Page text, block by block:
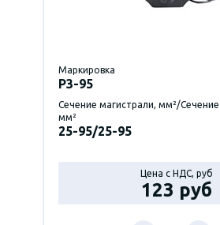
Маркировка
P3-95
Сечение магистрали, мм²/
мм²
25-95/25-95
Цена с НДС, руб
123 руб